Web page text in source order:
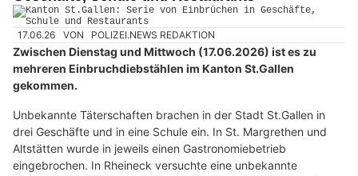
17.06.26 VON POLIZEI.NEWS REDAKTION
Zwischen Dienstag und Mittwoch (17.06.2026) ist es zu
mehreren Einbruchdiebstählen im Kanton St.Gallen
gekommen.
Unbekannte Täterschaften brachen in der Stadt St.Gallen in
drei Geschäfte und in eine Schule ein. In St. Margrethen und
Altstätten wurde in jeweils einen Gastronomiebetrieb
eingebrochen. In Rheineck versuchte eine unbekannte